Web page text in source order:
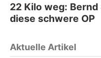
22 Kilo weg:
diese schwere OP
Aktuelle Artikel